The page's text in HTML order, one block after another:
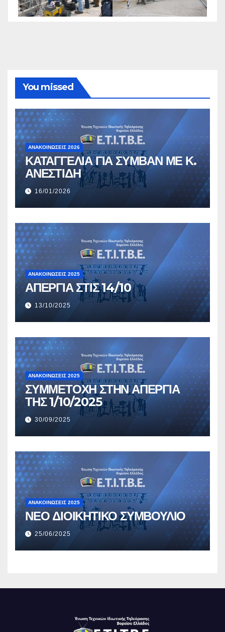
You missed
ΑΝΑΚΟΙΝΏΣΕΙΣ 2026
ΚΑΤΑΓΓΕΛΙΑ ΓΙΑ ΣΥΜΒΑΝ ΜΕ Κ.
ΑΝΕΣΤΙΔΗ
16/01/2026
ΑΝΑΚΟΙΝΏΣΕΙΣ 2025
ΑΠΕΡΓΙΑ ΣΤΙΣ 14/10
13/10/2025
ΑΝΑΚΟΙΝΏΣΕΙΣ 2025
ΣΥΜΜΕΤΟΧΗ ΣΤΗΝ ΑΠΕΡΓΙΑ
ΤΗΣ 1/10/2025
30/09/2025
ΑΝΑΚΟΙΝΏΣΕΙΣ 2025
ΝΕΟ ΔΙΟΙΚΗΤΙΚΟ ΣΥΜΒΟΥΛΙΟ
25/06/2025